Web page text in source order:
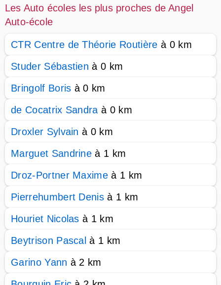
Les Auto écoles les plus proches de Angel
Auto-école
CTR Centre de Théorie Routière à 0 km
Studer Sébastien à 0 km
Bringolf Boris à 0 km
de Cocatrix Sandra à 0 km
Droxler Sylvain à 0 km
Marguet Sandrine à 1 km
Droz-Portner Maxime à 1 km
Pierrehumbert Denis à 1 km
Houriet Nicolas à 1 km
Beytrison Pascal à 1 km
Garino Yann à 2 km